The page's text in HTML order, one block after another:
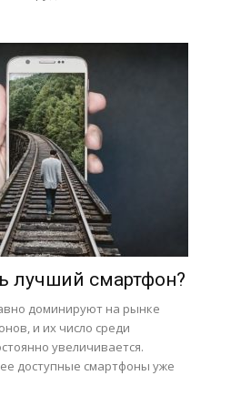
лучший смартфон?
доминируют на рынке
и их число среди
увеличивается.
доступные смартфоны уже